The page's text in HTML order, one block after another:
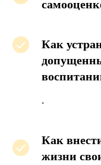
Как
.
Как
жизни